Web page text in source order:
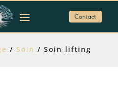
Contact
/ Soin / Soin lifting